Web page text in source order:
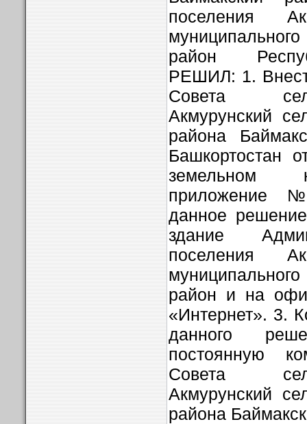
поселения
район
РЕШИЛ: 1.
Совета
Акмурунский
района
земельном
приложение
данное
здание
поселения
район и на
«Интернет». 3.
данного
постоянную
Совета
Акмурунский
района